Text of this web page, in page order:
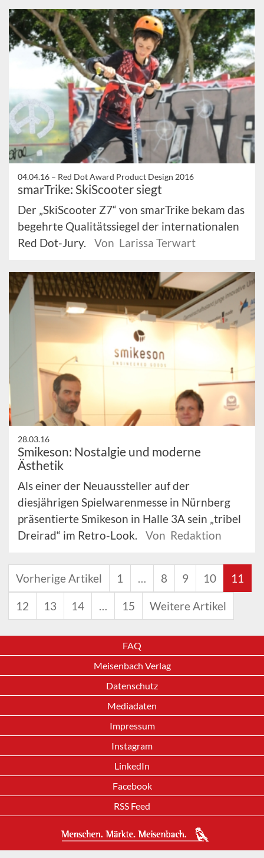
04.04.16 – Red Dot Award Product Design 2016
smarTrike: SkiScooter siegt
Der „SkiScooter Z7“ von smarTrike bekam das
begehrte Qualitätssiegel der internationalen
Red Dot-Jury.
Von Larissa Terwart
28.03.16
Smikeson: Nostalgie und moderne
Ästhetik
Als einer der Neuaussteller auf der
diesjährigen Spielwarenmesse in Nürnberg
präsentierte Smikeson in Halle 3A sein „tribel
Dreirad“ im Retro-Look.
Von Redaktion
Vorherige Artikel 1 … 8 9 10 11
12 13 14 … 15 Weitere Artikel
FAQ
Meisenbach Verlag
Datenschutz
Mediadaten
Impressum
Instagram
LinkedIn
Facebook
RSS Feed